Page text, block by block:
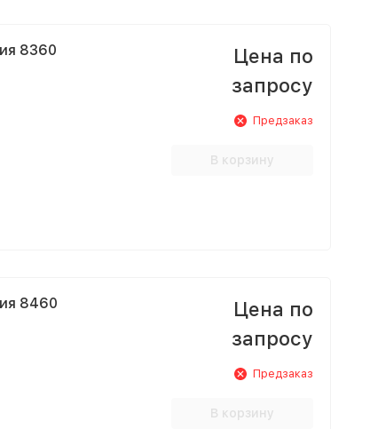
8360
Цена по
запросу
Предзаказ
В корзину
8460
Цена по
запросу
Предзаказ
В корзину